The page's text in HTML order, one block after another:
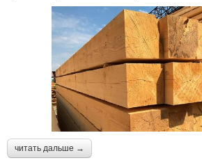
читать дальше →